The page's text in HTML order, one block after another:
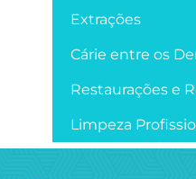
Extrações
Cárie entre os
Restaurações e
Limpeza